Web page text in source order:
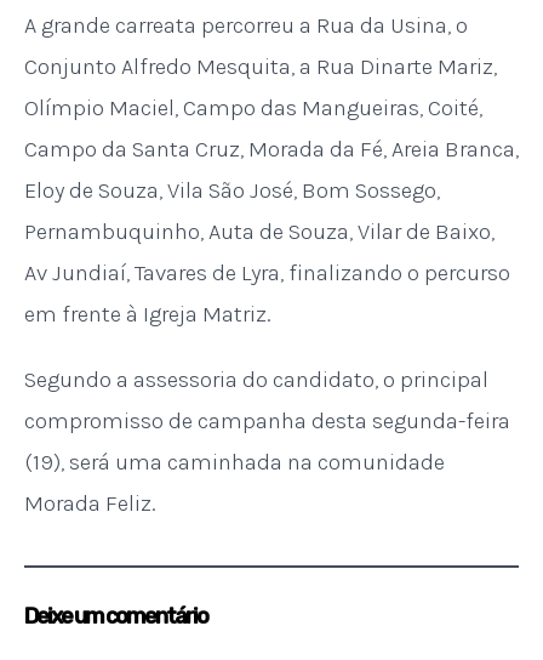
A grande carreata percorreu a Rua da Usina, o
Conjunto Alfredo Mesquita, a Rua Dinarte Mariz,
Olímpio Maciel, Campo das Mangueiras, Coité,
Campo da Santa Cruz, Morada da Fé, Areia Branca,
Eloy de Souza, Vila São José, Bom Sossego,
Pernambuquinho, Auta de Souza, Vilar de Baixo,
Av Jundiaí, Tavares de Lyra, finalizando o percurso
em frente à Igreja Matriz.
Segundo a assessoria do candidato, o principal
compromisso de campanha desta segunda-feira
(19), será uma caminhada na comunidade
Morada Feliz.
Deixe um comentário